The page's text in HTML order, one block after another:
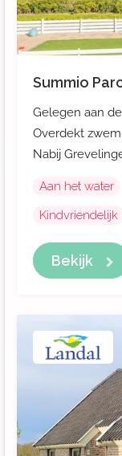
Summio
Gelegen aan
Overdekt
Nabij
Aan het water
Kindvriendelijk
Bekijk